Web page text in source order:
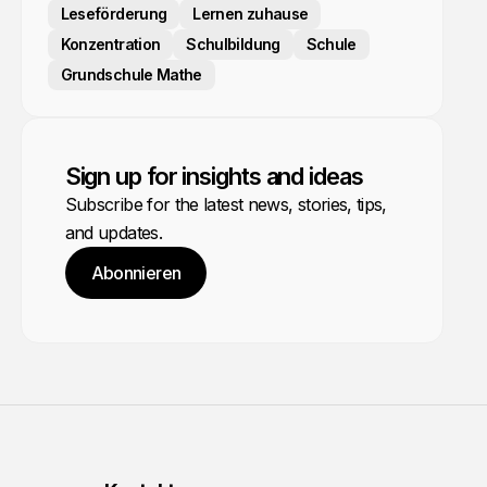
Leseförderung
Lernen zuhause
Konzentration
Schulbildung
Schule
Grundschule Mathe
Sign up for insights and ideas
Subscribe for the latest news, stories, tips,
and updates.
Abonnieren